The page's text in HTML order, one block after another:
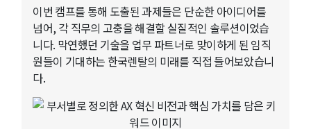
이번 캠프를 통해 도출된 과제들은 단순한 아이디어를
넘어, 각 직무의 고충을 해결할 실질적인 솔루션이었습
니다. 막연했던 기술을 업무 파트너로 맞이하게 된 임직
원들이 기대하는 한국렌탈의 미래를 직접 들어보았습니
다.